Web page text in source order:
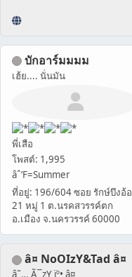
บักอาร์มมมม
เฮ้ย.... นั่นมัน
พี่เสือ
โพสต์: 1,995
âˆ‘F=Summer
ที่อยู่: 196/604 ซอย รักษ์บึงอ้อ
21 หมู่ 1 ต.นรคสวรรค์ตก
อ.เมือง จ.นครวรรค์ 60000
â¤ NoOIzY&Tad â¤